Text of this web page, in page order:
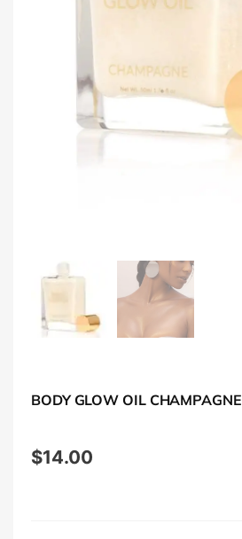
BODY GLOW OIL CHAMPAGNE
$14.00